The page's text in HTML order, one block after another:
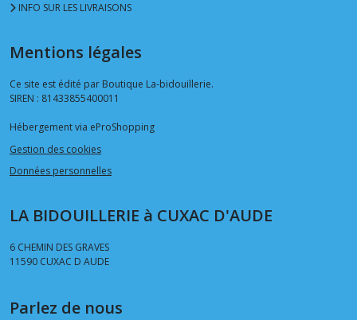
INFO SUR LES LIVRAISONS
Mentions légales
Ce site est édité par Boutique La-bidouillerie.
SIREN : 81433855400011
Hébergement via eProShopping
Gestion des cookies
Données personnelles
LA BIDOUILLERIE à CUXAC D'AUDE
6 CHEMIN DES GRAVES
11590 CUXAC D AUDE
Parlez de nous